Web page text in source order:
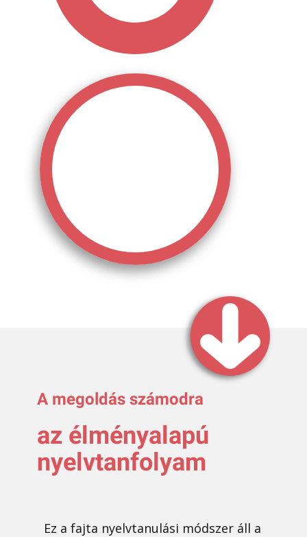
A megoldás számodra
az élményalapú
nyelvtanfolyam
Ez a fajta nyelvtanulási módszer áll a